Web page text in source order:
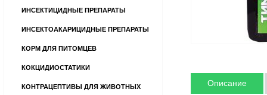
Описание
ИНСЕКТИЦИДНЫЕ ПРЕПАРАТЫ
ИНСЕКТОАКАРИЦИДНЫЕ ПРЕПАРАТЫ
КОРМ ДЛЯ ПИТОМЦЕВ
КОКЦИДИОСТАТИКИ
КОНТРАЦЕПТИВЫ ДЛЯ ЖИВОТНЫХ